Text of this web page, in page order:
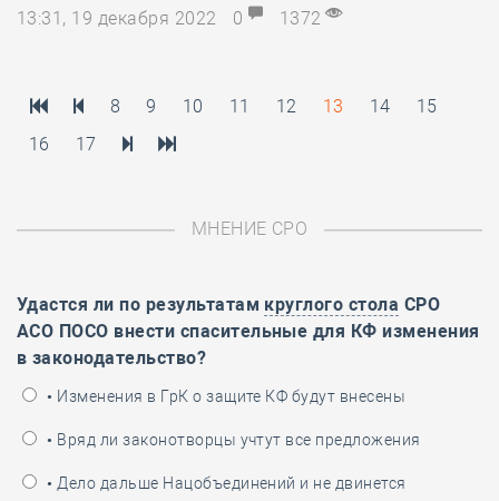
13:31, 19 декабря 2022
0 1372
8 9 10 11 12 13 14
15
16
17
МНЕНИЕ СРО
Удастся ли по результатам круглого стола СРО
АСО ПОСО внести спасительные для КФ изменения
в законодательство?
• Изменения в ГрК о защите КФ будут внесены
• Вряд ли законотворцы учтут все предложения
• Дело дальше Нацобъединений и не двинется